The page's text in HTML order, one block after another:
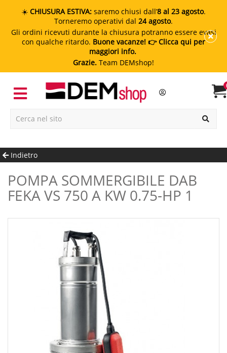
☀️ CHIUSURA ESTIVA: saremo chiusi dall’8 al 23 agosto.
Torneremo operativi dal 24 agosto.
Gli ordini ricevuti durante la chiusura potranno essere evasi
con qualche ritardo. Buone vacanze! 👉 Clicca qui per
maggiori info.
Grazie. Team DEMshop!
Indietro
POMPA SOMMERGIBILE DAB
FEKA VS 750 A KW 0.75-HP 1